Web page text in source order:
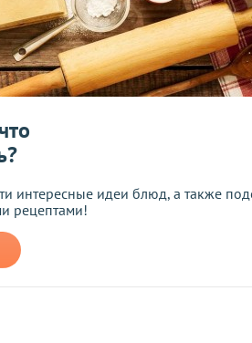
которые будут отправлены
на сумму от 500 грн (только при
при получении товара в точках
платежей LiqPay.
и обмен товаров надлежащего
интересные идеи блюд, а также
рецептами!